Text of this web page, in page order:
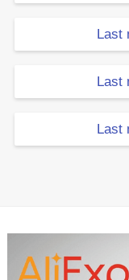
Last
Last
Last